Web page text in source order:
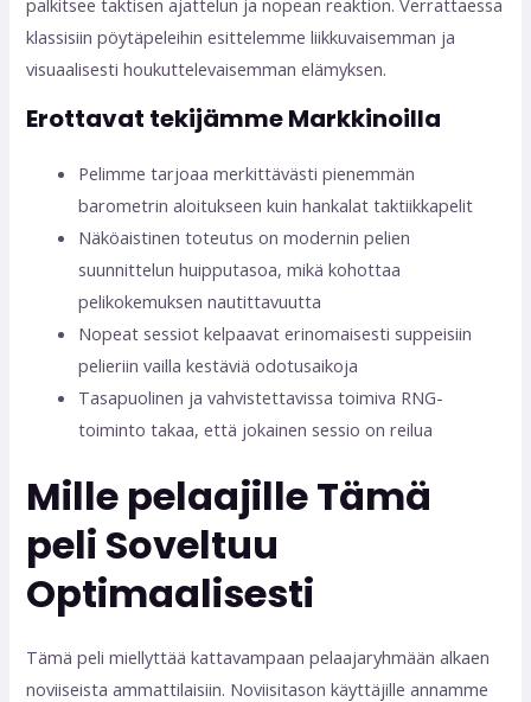
palkitsee taktisen ajattelun ja nopean reaktion. Verrattaessa
klassisiin pöytäpeleihin esittelemme liikkuvaisemman ja
visuaalisesti houkuttelevaisemman elämyksen.
Erottavat tekijämme Markkinoilla
Pelimme tarjoaa merkittävästi pienemmän
barometrin aloitukseen kuin hankalat taktiikkapelit
Näköaistinen toteutus on modernin pelien
suunnittelun huipputasoa, mikä kohottaa
pelikokemuksen nautittavuutta
Nopeat sessiot kelpaavat erinomaisesti suppeisiin
pelieriin vailla kestäviä odotusaikoja
Tasapuolinen ja vahvistettavissa toimiva RNG-
toiminto takaa, että jokainen sessio on reilua
Mille pelaajille Tämä
peli Soveltuu
Optimaalisesti
Tämä peli miellyttää kattavampaan pelaajaryhmään alkaen
noviiseista ammattilaisiin. Noviisitason käyttäjille annamme